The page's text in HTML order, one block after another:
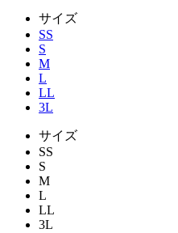
サイズ
SS
S
M
L
LL
3L
サイズ
SS
S
M
L
LL
3L